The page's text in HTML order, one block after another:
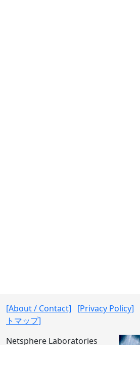
[About / Contact] [Privacy Policy]
トマップ]
Netsphere Laboratories